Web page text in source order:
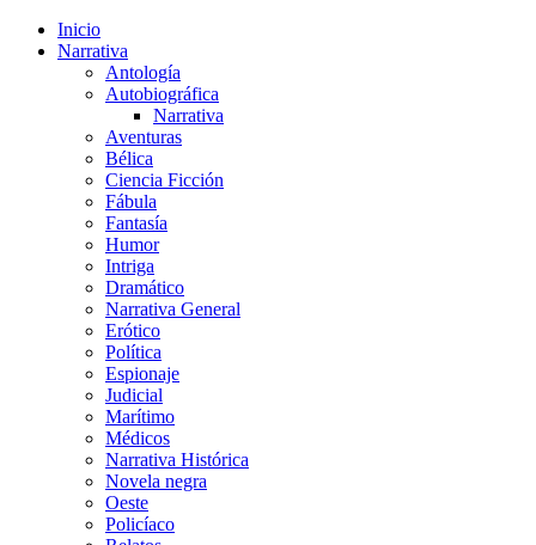
Inicio
Narrativa
Antología
Autobiográfica
Narrativa
Aventuras
Bélica
Ciencia Ficción
Fábula
Fantasía
Humor
Intriga
Dramático
Narrativa General
Erótico
Política
Espionaje
Judicial
Marítimo
Médicos
Narrativa Histórica
Novela negra
Oeste
Policíaco